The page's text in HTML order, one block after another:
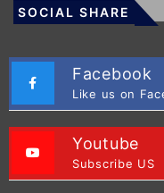
SOCIAL SHARE
Facebook
Like us on
Youtube
Subscribe US